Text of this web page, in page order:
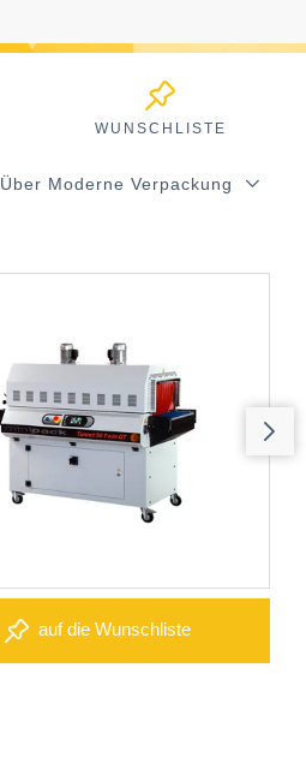
WUNSCHLISTE
Über Moderne Verpackung
auf die Wunschliste